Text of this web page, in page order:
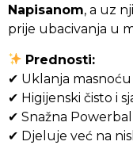
Napisanom, a uz
prije ubacivanja u
Prednosti:
✔ Uklanja
✔ Higijenski čisto i
✔ Snažna
✔ Djeluje već na